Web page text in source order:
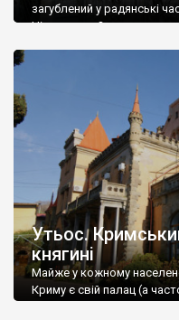
загублений у радянські
Ніжин греки?
Утьос.
княгині
Майже у кожному
Криму є свій палац (а